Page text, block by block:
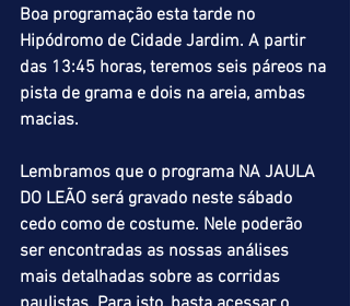
Boa programação esta tarde no
Hipódromo de Cidade Jardim. A partir
das 13:45 horas, teremos seis páreos na
pista de grama e dois na areia, ambas
macias.
Lembramos que o programa NA JAULA
DO LEÃO será gravado neste sábado
cedo como de costume. Nele poderão
ser encontradas as nossas análises
mais detalhadas sobre as corridas